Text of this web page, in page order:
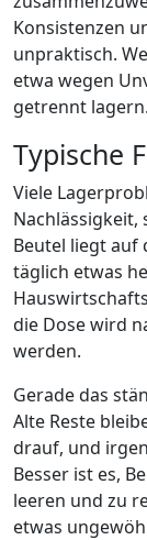
Konsistenzen
unpraktisch.
etwa wegen
getrennt lagern.
Typische
Viele
Beutel liegt auf
täglich etwas
die Dose wird
werden.
Gerade das
Alte Reste
drauf, und
Besser ist es,
leeren und zu
etwas